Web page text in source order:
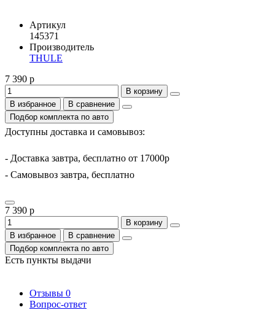
Артикул
145371
Производитель
THULE
7 390 р
В корзину
В избранное
В сравнение
Подбор комплекта по авто
Доступны доставка и самовывоз:
- Доставка завтра, бесплатно от 17000р
- Самовывоз завтра, бесплатно
7 390 р
В корзину
В избранное
В сравнение
Подбор комплекта по авто
Есть пункты выдачи
Отзывы 0
Вопрос-ответ